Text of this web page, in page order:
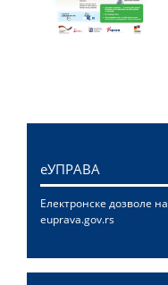
eУПРАВА
Електронске дозволе на
euprava.gov.rs